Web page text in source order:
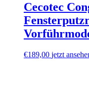
Cecotec
€189,00 jetzt